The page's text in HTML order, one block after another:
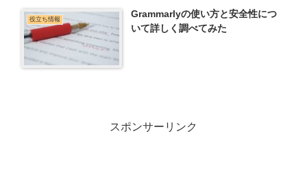
役立ち情報
Grammarlyの使い方と安全性につ
いて詳しく調べてみた
スポンサーリンク